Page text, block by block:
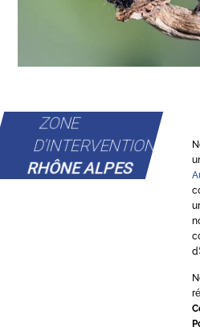
ZONE
D'INTERVENTION
RHÔNE ALPES